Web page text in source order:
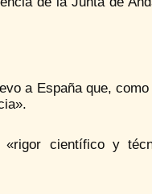
a España que,
científico y